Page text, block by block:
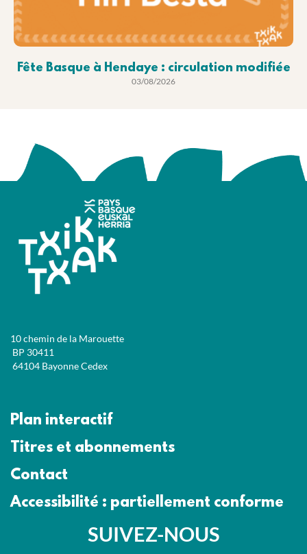
Fête Basque à Hendaye : circulation modifiée
03/08/2026
10 chemin de la Marouette
BP 30411
64104 Bayonne Cedex
Plan interactif
Titres et abonnements
Contact
Accessibilité : partiellement conforme
SUIVEZ-NOUS